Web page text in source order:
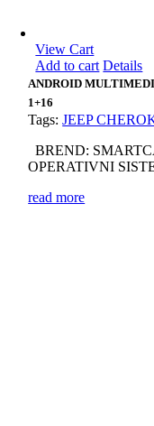
View Cart
Add to cart Details
ANDROID
1+16
Tags:JEEP
BREND:
OPERATIVNI
read more